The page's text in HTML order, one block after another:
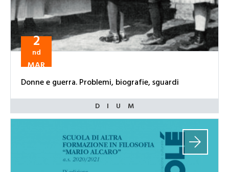
2
nd
MAR
Donne e guerra. Problemi, biografie, sguardi